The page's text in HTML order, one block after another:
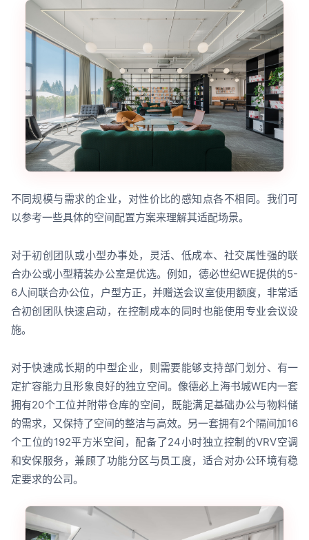
不同规模与需求的企业，对性价比的感知点各不相同。我们可
以参考一些具体的空间配置方案来理解其适配场景。
对于初创团队或小型办事处，灵活、低成本、社交属性强的联
合办公或小型精装办公室是优选。例如，德必世纪WE提供的5-
6人间联合办公位，户型方正，并赠送会议室使用额度，非常适
合初创团队快速启动，在控制成本的同时也能使用专业会议设
施。
对于快速成长期的中型企业，则需要能够支持部门划分、有一
定扩容能力且形象良好的独立空间。像德必上海书城WE内一套
拥有20个工位并附带仓库的空间，既能满足基础办公与物料储
的需求，又保持了空间的整洁与高效。另一套拥有2个隔间加16
个工位的192平方米空间，配备了24小时独立控制的VRV空调
和安保服务，兼顾了功能分区与员工度，适合对办公环境有稳
定要求的公司。